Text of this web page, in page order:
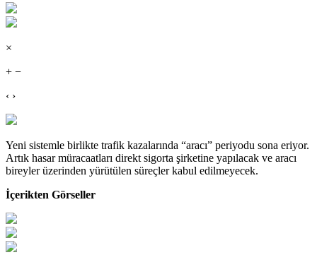
×
+ −
‹ ›
Yeni sistemle birlikte trafik kazalarında “aracı” periyodu sona eriyor.
Artık hasar müracaatları direkt sigorta şirketine yapılacak ve aracı
bireyler üzerinden yürütülen süreçler kabul edilmeyecek.
İçerikten Görseller